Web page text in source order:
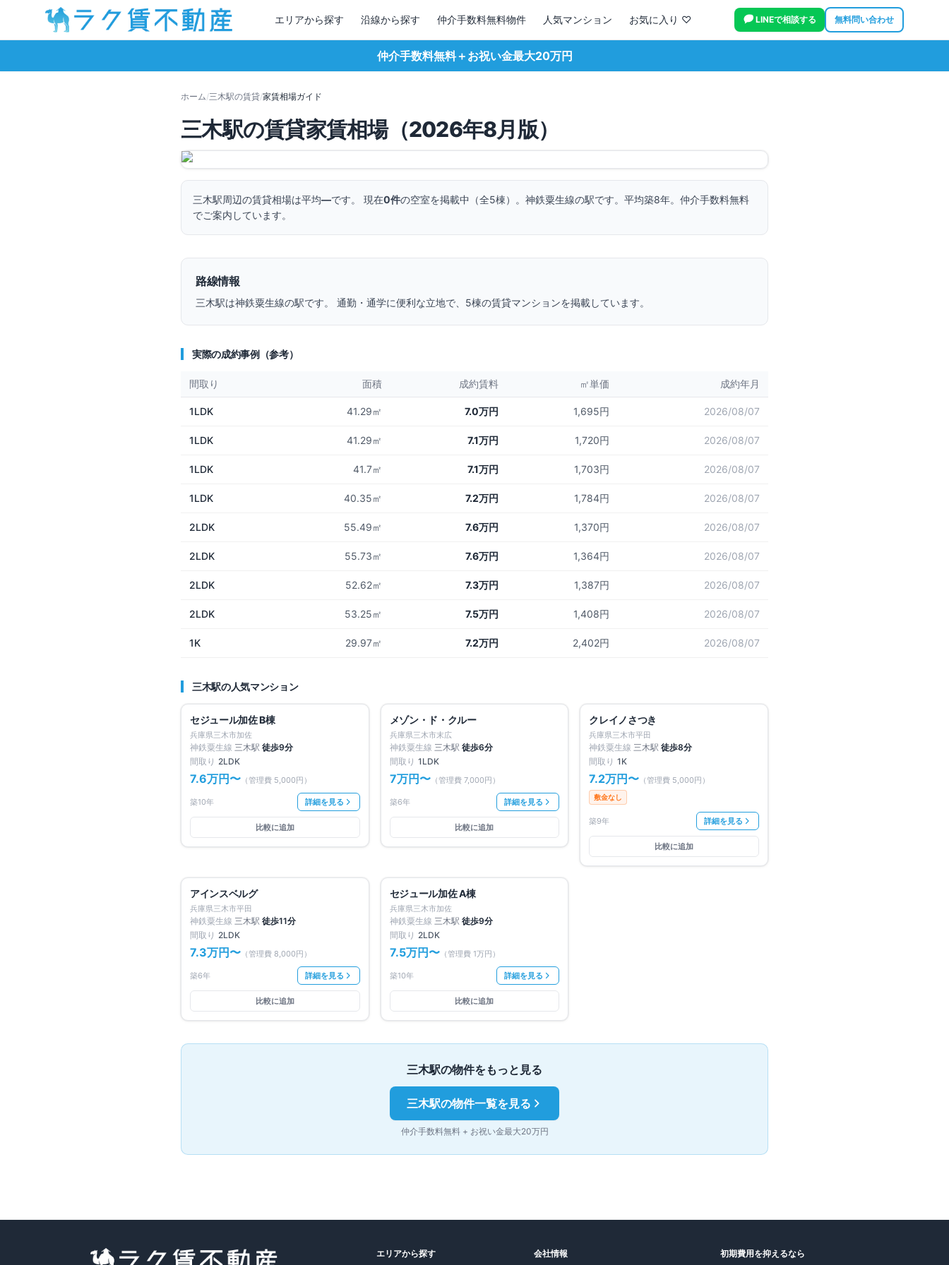
エリアから探す 沿線から探す 仲介手数料無料物件 人気マンション お気に入り ♡ LINEで相談する 無料問い合わせ
仲介手数料無料＋お祝い金最大20万円
ホーム/三木駅の賃貸/家賃相場ガイド
三木駅の賃貸家賃相場（2026年8月版）
三木駅周辺の賃貸相場は平均—です。 現在0件の空室を掲載中（全5棟）。 神鉄粟生線の駅です。 平均築8年。 仲介手数料無料
でご案内しています。
路線情報
三木駅は神鉄粟生線の駅です。 通勤・通学に便利な立地で、 5棟の賃貸マンションを掲載しています。
実際の成約事例（参考）
間取り 面積 成約賃料 ㎡単価 成約年月
1LDK 41.29㎡ 7.0万円 1,695円 2026/08/07
1LDK 41.29㎡ 7.1万円 1,720円 2026/08/07
1LDK 41.7㎡ 7.1万円 1,703円 2026/08/07
1LDK 40.35㎡ 7.2万円 1,784円 2026/08/07
2LDK 55.49㎡ 7.6万円 1,370円 2026/08/07
2LDK 55.73㎡ 7.6万円 1,364円 2026/08/07
2LDK 52.62㎡ 7.3万円 1,387円 2026/08/07
2LDK 53.25㎡ 7.5万円 1,408円 2026/08/07
1K 29.97㎡ 7.2万円 2,402円 2026/08/07
三木駅の人気マンション
仲介手数料無料
セジュール加佐 B棟
兵庫県三木市加佐
神鉄粟生線 三木駅 徒歩9分
間取り 2LDK
7.6万円 〜 （管理費 5,000円 ）
築10年 詳細を見る
比較に追加
仲介手数料無料
メゾン・ド・クルー
兵庫県三木市末広
神鉄粟生線 三木駅 徒歩6分
間取り 1LDK
7万円 〜（管理費 7,000円 ）
築6年 詳細を見る
比較に追加
仲介手数料無料
クレイノさつき
兵庫県三木市平田
神鉄粟生線 三木駅 徒歩8分
間取り 1K
7.2万円 〜 （管理費 5,000円 ）
敷金なし
築9年 詳細を見る
比較に追加
仲介手数料無料
アインスベルグ
兵庫県三木市平田
神鉄粟生線 三木駅 徒歩11分
間取り 2LDK
7.3万円 〜 （管理費 8,000円 ）
築6年 詳細を見る
比較に追加
仲介手数料無料
セジュール加佐 A棟
兵庫県三木市加佐
神鉄粟生線 三木駅 徒歩9分
間取り 2LDK
7.5万円 〜（管理費 1万円 ）
築10年 詳細を見る
比較に追加
三木駅の物件をもっと見る
三木駅の物件一覧を見る
仲介手数料無料 + お祝い金最大20万円
エリアから探す 会社情報 初期費用を抑えるなら